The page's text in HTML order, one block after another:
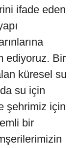
ifade eden
ediyoruz. Bir
küresel su
su için
şehrimiz için
bir